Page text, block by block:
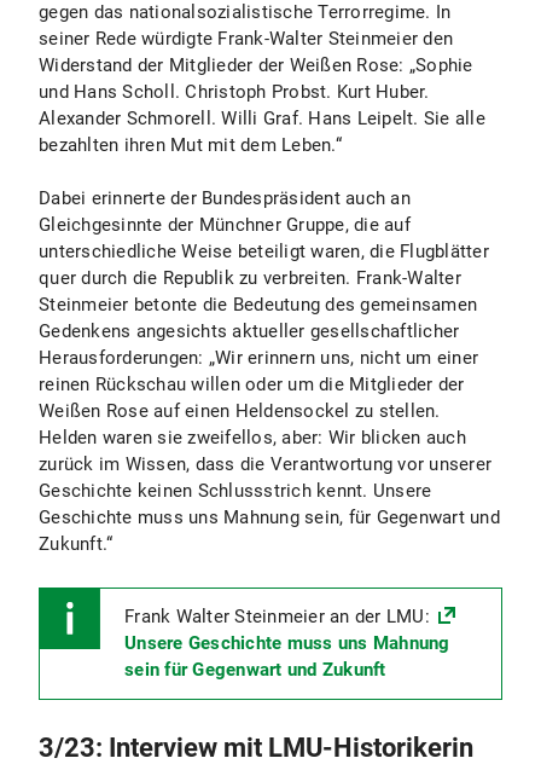
gegen das nationalsozialistische Terrorregime. In
seiner Rede würdigte Frank-Walter Steinmeier den
Widerstand der Mitglieder der Weißen Rose: „Sophie
und Hans Scholl. Christoph Probst. Kurt Huber.
Alexander Schmorell. Willi Graf. Hans Leipelt. Sie alle
bezahlten ihren Mut mit dem Leben.“
Dabei erinnerte der Bundespräsident auch an
Gleichgesinnte der Münchner Gruppe, die auf
unterschiedliche Weise beteiligt waren, die Flugblätter
quer durch die Republik zu verbreiten. Frank-Walter
Steinmeier betonte die Bedeutung des gemeinsamen
Gedenkens angesichts aktueller gesellschaftlicher
Herausforderungen: „Wir erinnern uns, nicht um einer
reinen Rückschau willen oder um die Mitglieder der
Weißen Rose auf einen Heldensockel zu stellen.
Helden waren sie zweifellos, aber: Wir blicken auch
zurück im Wissen, dass die Verantwortung vor unserer
Geschichte keinen Schlussstrich kennt. Unsere
Geschichte muss uns Mahnung sein, für Gegenwart und
Zukunft.“
Frank Walter Steinmeier an der LMU:
Unsere Geschichte muss uns Mahnung
sein für Gegenwart und Zukunft
3/23: Interview mit LMU-Historikerin